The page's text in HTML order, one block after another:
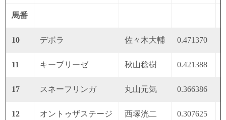
馬番
10 デボラ 佐々木大輔 0.471370
11 キーブリーゼ 秋山稔樹 0.421388
17 スネーフリンガ 丸山元気 0.366386
12 オントゥザステージ 西塚洸二 0.307625